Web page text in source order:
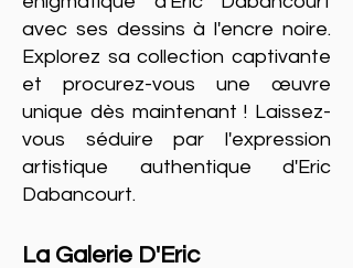
avec ses dessins à l'encre noire.
Explorez sa collection captivante
et procurez-vous une œuvre
unique dès maintenant ! Laissez-
vous séduire par l'expression
artistique authentique d'Eric
Dabancourt.
La Galerie D'Eric